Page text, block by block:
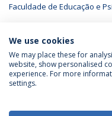
Faculdade de Educação e
ÚLTIMAS NOTÍCIAS
Política de
We use cookies
We may place these for
website, show personalised
experience. For more
settings.